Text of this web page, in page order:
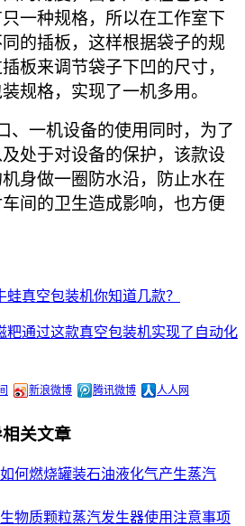
一种规格，所以在工作室下
的插板，这样根据袋子的规
板来调节袋子下凹的尺寸，
规格，实现了一机多用。
、一机设备的使用同时，为了
处于对设备的保护，该款设
身做一圈防水沿，防止水在
间的卫生造成影响，也方便
真空包装机你知道几款？
粑通过这款真空包装机实现了自动化
新浪微博 腾讯微博 人人网
关文章
何燃烧罐装石油液化气产生蒸汽
物质颗粒蒸汽发生器使用注意事项